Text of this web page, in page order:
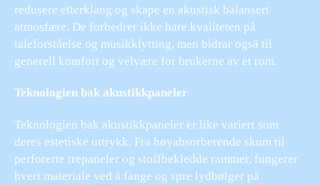
redusere etterklang og skape en akustisk balansert
atmosfære. De forbedrer ikke bare kvaliteten på
taleforståelse og musikklytting, men bidrar også til
generell komfort og velvære for brukerne av et rom.
Teknologien bak akustikkpaneler
Teknologien bak akustikkpaneler er like variert som
deres estetiske uttrykk. Fra høyabsorberende skum til
perforerte trepaneler og stoffbekledde rammer, fungerer
hvert materiale ved å fange og spre lydbølger på